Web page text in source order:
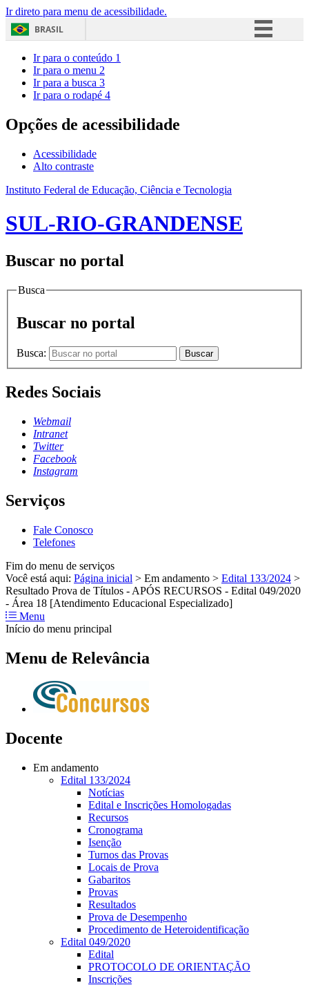
Ir direto para menu de acessibilidade.
BRASIL
Acesso à informação
Ir para o conteúdo 1
Ir para o menu 2
Ir para a busca 3
Ir para o rodapé 4
Opções de acessibilidade
Acessibilidade
Alto contraste
Instituto Federal de Educação, Ciência e Tecnologia
SUL-RIO-GRANDENSE
Buscar no portal
Busca
Buscar no portal
Busca: Buscar
Redes Sociais
Webmail
Intranet
Twitter
Facebook
Instagram
Serviços
Fale Conosco
Telefones
Fim do menu de serviços
Você está aqui: Página inicial > Em andamento > Edital 133/2024 >
Resultado Prova de Títulos - APÓS RECURSOS - Edital 049/2020
- Área 18 [Atendimento Educacional Especializado]
Menu
Início do menu principal
Menu de Relevância
Docente
Em andamento
Edital 133/2024
Notícias
Edital e Inscrições Homologadas
Recursos
Cronograma
Isenção
Turnos das Provas
Locais de Prova
Gabaritos
Provas
Resultados
Prova de Desempenho
Procedimento de Heteroidentificação
Edital 049/2020
Edital
PROTOCOLO DE ORIENTAÇÃO
Inscrições